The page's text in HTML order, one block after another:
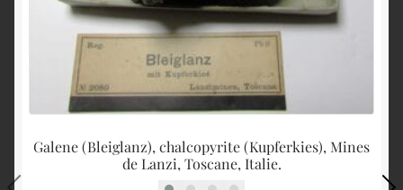
Galene (Bleiglanz), chalcopyrite (Kupferkies), Mines
de Lanzi, Toscane, Italie.